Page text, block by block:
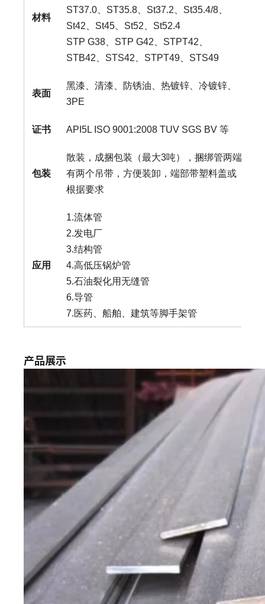
材料
ST37.0、ST35.8、St37.2、St35.4/8、
St42、St45、St52、St52.4
STP G38、STP G42、STPT42、
STB42、STS42、STPT49、STS49
表面
黑漆、清漆、防锈油、热镀锌、冷镀锌、
3PE
证书 API5L ISO 9001:2008 TUV SGS BV 等
包装
散装，成捆包装（最大3吨），捆绑管两端
有两个吊带，方便装卸，端部带塑料盖或
根据要求
应用
1.流体管
2.发电厂
3.结构管
4.高低压锅炉管
5.石油裂化用无缝管
6.导管
7.医药、船舶、建筑等脚手架管
产品展示